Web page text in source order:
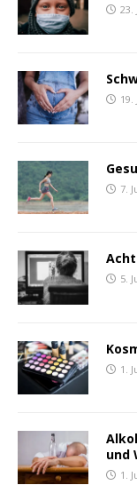
23.
19.
7.
5.
1.
und
1.